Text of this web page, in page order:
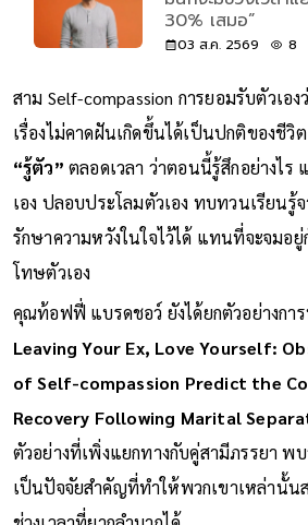
30% เสมอ”
03 ส.ค. 2569 8
สาม Self-compassion การยอมรับตัวเอ
เรื่องไม่คาดฝันเกิดขึ้นได้เป็นปกติของชีวิ
“รู้ตัว” ตลอดเวลา ว่าตอนนี้รู้สึกอย่างไร
เอง ปลอบประโลมตัวเอง ทบทวนเรียนรู้
รักษาความหวังในใจไว้ได้ แทนที่จะจมอ
โทษตัวเอง
คุณท้อฟฟี่ แบรดชอว์ ยังได้ยกตัวอย่างการ
Leaving Your Ex, Love Yourself:
of Self-compassion Predict the
Recovery Following Marital
ตัวอย่างที่เพิ่งแยกทางกับคู่สามีภรรยา พบ
เป็นปัจจัยสำคัญที่ทำให้พวกเขาเหล่านั้น